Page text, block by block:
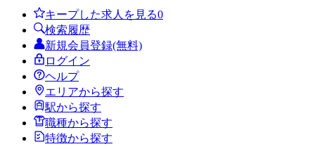
キープした求人を見る0
検索履歴
新規会員登録(無料)
ログイン
ヘルプ
エリアから探す
駅から探す
職種から探す
特徴から探す